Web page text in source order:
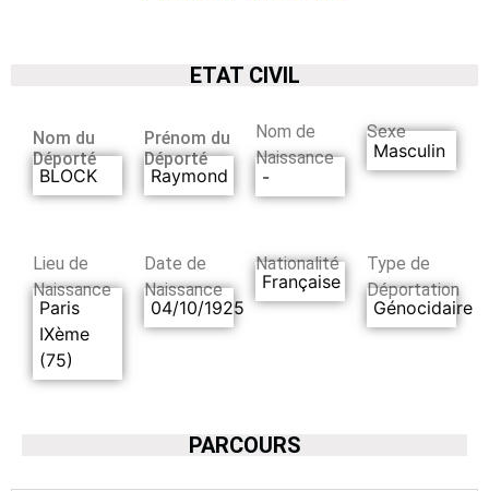
ETAT CIVIL
Nom du
Déporté
BLOCK
Prénom du
Déporté
Raymond
Nom de
Naissance
-
Sexe
Masculin
Lieu de
Naissance
Paris
IXème
(75)
Date de
Naissance
04/10/1925
Nationalité
Française
Type de
Déportation
Génocidaire
PARCOURS